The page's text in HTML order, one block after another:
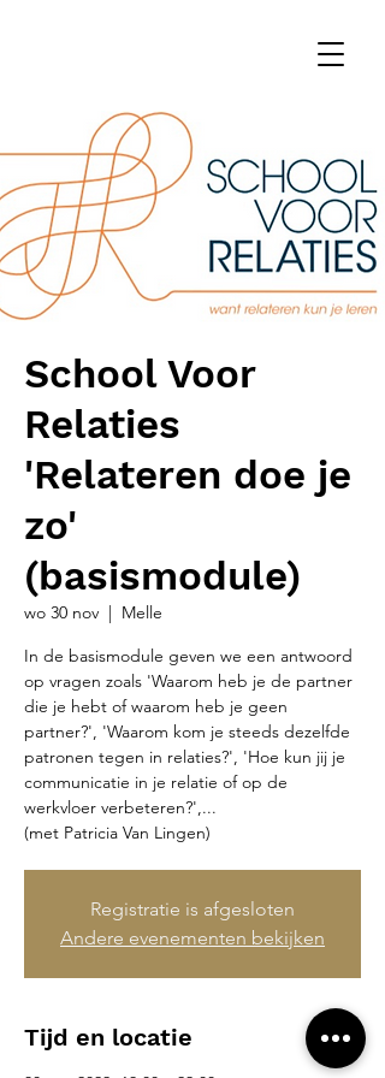
School Voor
Relaties
'Relateren doe je
zo'
(basismodule)
wo 30 nov
  |
Melle
In de basismodule geven we een antwoord
op vragen zoals 'Waarom heb je de partner
die je hebt of waarom heb je geen
partner?', 'Waarom kom je steeds dezelfde
patronen tegen in relaties?', 'Hoe kun jij je
communicatie in je relatie of op de
werkvloer verbeteren?',...
(met Patricia Van Lingen)
Registratie is afgesloten
Andere evenementen bekijken
Tijd en locatie